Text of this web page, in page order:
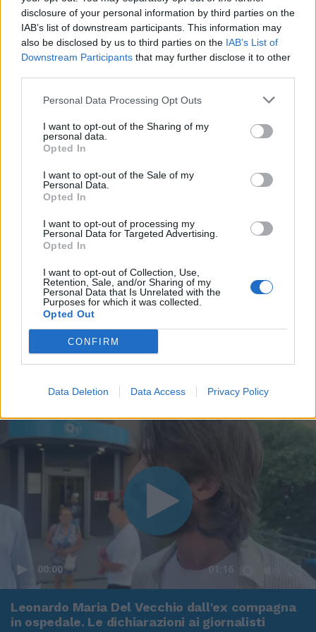
disclosure of your personal information by third parties on the
IAB’s list of downstream participants. This information may
also be disclosed by us to third parties on the IAB’s List of
Downstream Participants that may further disclose it to other
Personal Data Processing Opt Outs
I want to opt-out of the Sharing of my
personal data.
Opted In
I want to opt-out of the Sale of my
Personal Data.
Opted In
I want to opt-out of processing my
Personal Data for Targeted Advertising.
Opted In
I want to opt-out of Collection, Use,
Retention, Sale, and/or Sharing of my
Personal Data that Is Unrelated with the
Purposes for which it was collected.
Opted Out
CONFIRM
Data Deletion Data Access Privacy Policy
00:00 01:16
Leonardo Maria Del Vecchio dall'ex compagna
in ospedale. Le dichiarazioni ai giornalisti